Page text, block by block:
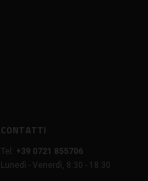
CONTATTI
Tel:
+39 0721 855706
Lunedì - Venerdì, 8:30 - 18:30